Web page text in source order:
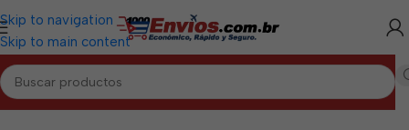
Skip to navigation
Skip to main content
Inicio/ARTEMISA/Electrodomésticos Artemisa